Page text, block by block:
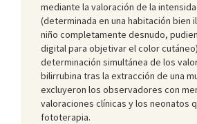
mediante la valoración de la
(determinada en una habitación bien
niño completamente desnudo,
digital para objetivar el color
determinación simultánea de los
bilirrubina tras la extracción de una
excluyeron los observadores con
valoraciones clínicas y los neonatos
fototerapia.